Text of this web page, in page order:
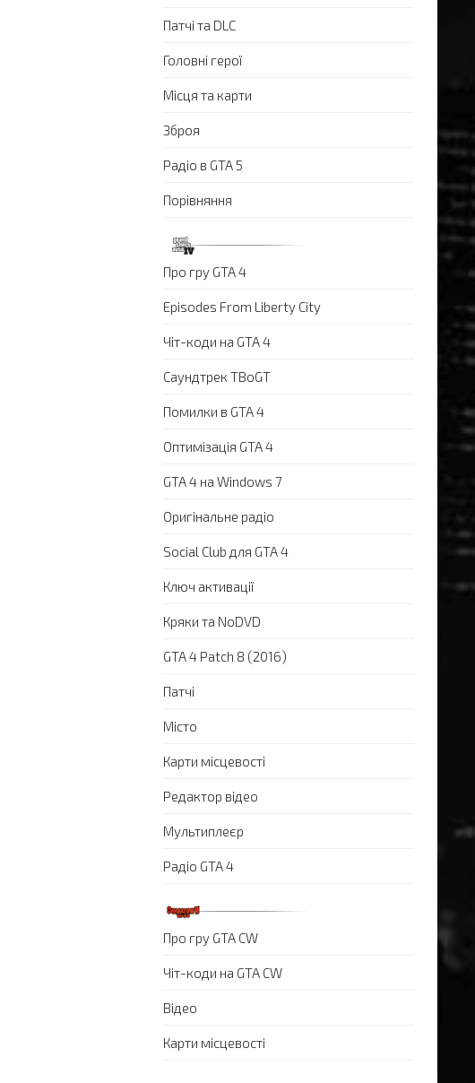
Патчі та DLC
Головні герої
Місця та карти
Зброя
Радіо в GTA 5
Порівняння
Про гру GTA 4
Episodes From Liberty City
Чіт-коди на GTA 4
Саундтрек TBoGT
Помилки в GTA 4
Оптимізація GTA 4
GTA 4 на Windows 7
Оригінальне радіо
Social Club для GTA 4
Ключ активації
Кряки та NoDVD
GTA 4 Patch 8 (2016)
Патчі
Місто
Карти місцевості
Редактор відео
Мультиплеєр
Радіо GTA 4
Про гру GTA CW
Чіт-коди на GTA CW
Відео
Карти місцевості